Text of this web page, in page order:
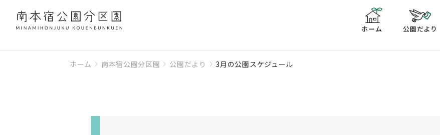
ホーム 公園だより
ホーム 南本宿公園分区園 公園だより 3月の公園スケジュール